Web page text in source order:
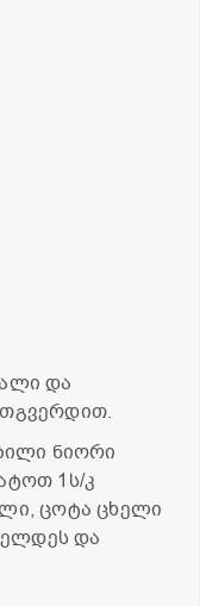
და
ნიორი
1ს/კ
ცოტა ცხელი
და